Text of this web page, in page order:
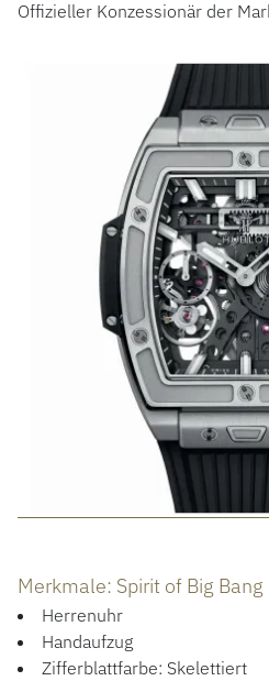
ROLEX CERTIFIED PRE-OWNED
LUXURY DEALS
HOCHZEIT
ACCESSOIRES
Offizieller Konzessionär der
Merkmale: Spirit of Big
Herrenuhr
Handaufzug
Zifferblattfarbe: Skelettiert